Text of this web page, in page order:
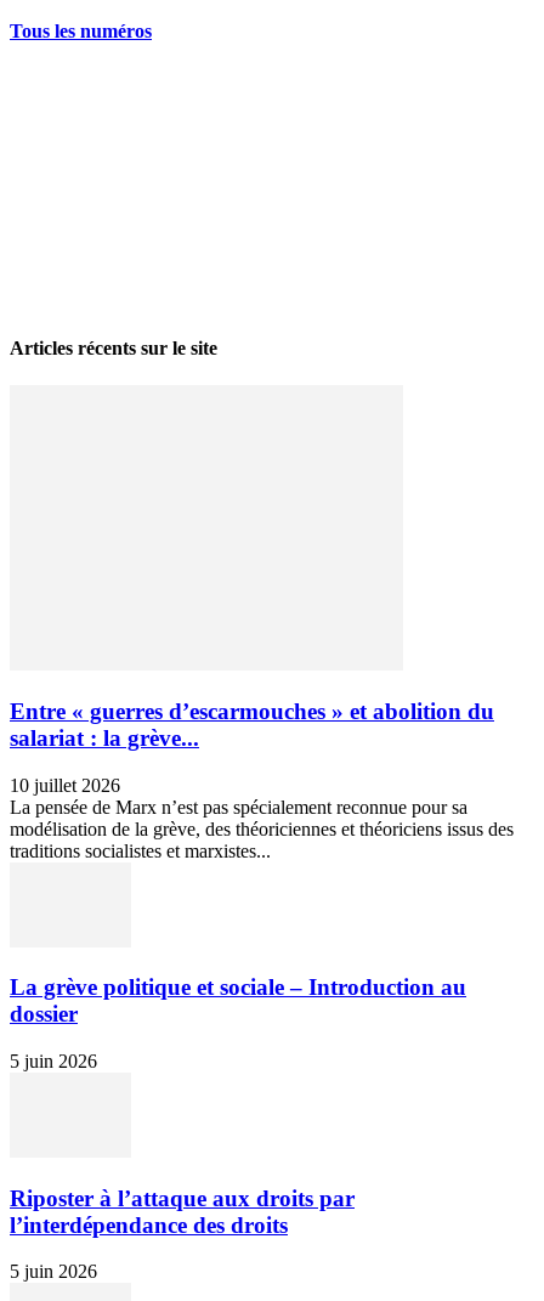
Tous les numéros
Articles récents sur le site
Entre « guerres d’escarmouches » et abolition du
salariat : la grève...
10 juillet 2026
La pensée de Marx n’est pas spécialement reconnue pour sa
modélisation de la grève, des théoriciennes et théoriciens issus des
traditions socialistes et marxistes...
La grève politique et sociale – Introduction au
dossier
5 juin 2026
Riposter à l’attaque aux droits par
l’interdépendance des droits
5 juin 2026